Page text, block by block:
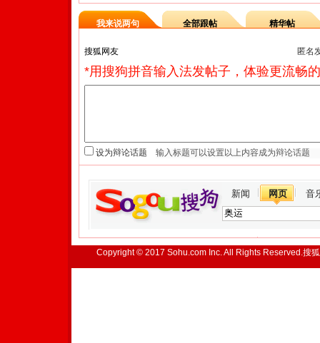
我来说两句 全部跟帖 精华帖
匿名
*用搜狗拼音输入法发帖子，体验更流畅
设为辩论话题
新闻 网页 音
Copyright © 2017 Sohu.com Inc. All Rights Reserved.搜